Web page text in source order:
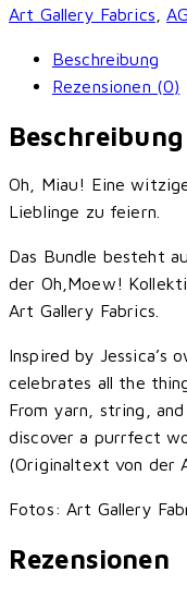
Gallery
Menge
Art Gallery Fabrics ,
Beschreibung
Rezensionen (0)
Beschreibung
Oh, Miau! Eine
Lieblinge zu feiern.
Das Bundle besteht
der Oh,Moew!
Art Gallery Fabrics.
Inspired by Jessica’s
celebrates all the
From yarn, string,
discover a purrfect
(Originaltext von der
Fotos: Art Gallery
Rezensionen